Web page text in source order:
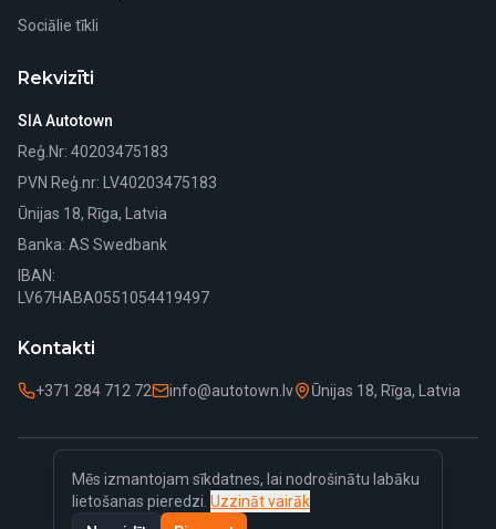
Sociālie tīkli
Rekvizīti
SIA Autotown
Reģ.Nr: 40203475183
PVN Reģ.nr: LV40203475183
Ūnijas 18, Rīga, Latvia
Banka: AS Swedbank
IBAN:
LV67HABA0551054419497
Kontakti
+371 284 712 72 info@autotown.lv Ūnijas 18, Rīga, Latvia
©2026Autotown.Visas tiesības aizsargātas.
Privātuma politikaSīkdatņu politika
Mēs izmantojam sīkdatnes, lai nodrošinātu labāku
lietošanas pieredzi. Uzzināt vairāk